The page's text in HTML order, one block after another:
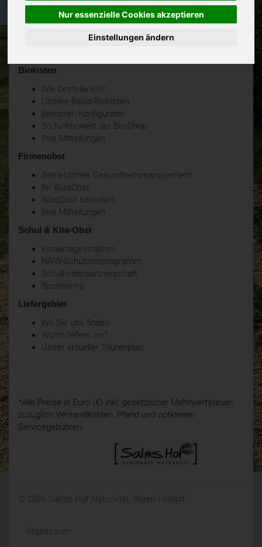
Nur essenzielle Cookies akzeptieren
Einstellungen ändern
Biokisten
Wie bestelle ich?
Unsere Basis-Biokisten
Biokisten-Konfigurator
So funktioniert der Bio-Shop
Ihre Mitteilungen
Firmenobst
Betriebliches Gesundheitsmanagement
Ihr BüroObst
BüroObst bestellen
Ihre Mitteilungen
Schul & Kita-Obst
Kindertagesstätten
NRW-Schulobstprogramm
Schulkinderpartnerschaft
Sponsoring
Liefergebiet
Wo Sie uns finden
Wohin liefern wir?
Unser aktueller Tourenplan
*Alle Preise in Euro (€) inkl. gesetzlicher Mehrwertsteuer,
zuzüglich Versandkosten, Pfand und optionaler
Servicegebühren.
© 2026 Salms Hof Naturkost, Büren i.Westf.
Impressum